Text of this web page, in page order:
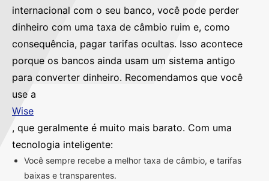
internacional com o seu banco, você pode perder
dinheiro com uma taxa de câmbio ruim e, como
consequência, pagar tarifas ocultas. Isso acontece
porque os bancos ainda usam um sistema antigo
para converter dinheiro. Recomendamos que você
use a
Wise
, que geralmente é muito mais barato. Com uma
tecnologia inteligente:
Você sempre recebe a melhor taxa de câmbio, e tarifas
baixas e transparentes.